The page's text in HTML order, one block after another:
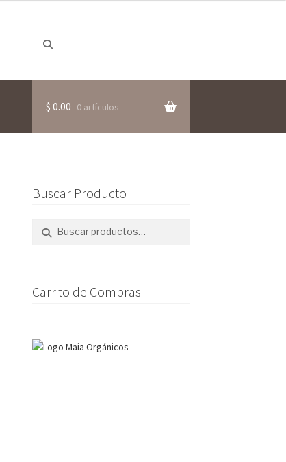
por:
$ 0.00 0 artículos
Buscar Producto
Buscar
Buscar
Carrito de Compras